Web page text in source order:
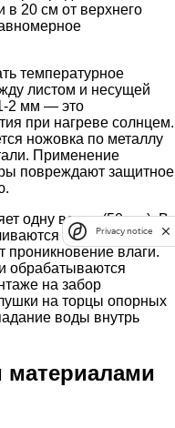
в 20 см от верхнего
температурное
листом и несущей
2 мм — это
при нагреве солнцем.
ножовка по металлу
Применение
повреждают защитное
одну волну (50 мм). В
с двух сторон
проникновение влаги.
обрабатываются
на забор
на торцы опорных
воды внутрь
материалами
Privacy notice